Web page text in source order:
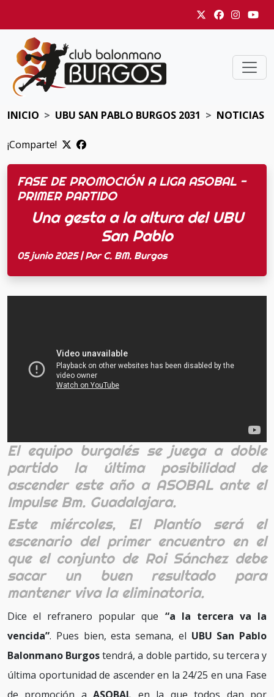
INICIO UBU SAN PABLO BURGOS 2031 NOTICIAS
¡Comparte!
FASE DE PROMOCIÓN A LIGA ASOBAL -
PRIMER PARTIDO
Una gesta a la altura del UBU
San Pablo
05 junio 2025 | Por C. BM. Burgos
El equipo burgalés se juega a doble
partido la última posibilidad de
ascender este año a ASOBAL ante el
Impulse Bm. Guadalajara.
Este miércoles, El Plantío será el
escenario del primer encuentro en el
que el conjunto de Roi Sánchez debe
sacar un buen resultado para
mantener viva la eliminatoria.
Dice el refranero popular que “a la tercera va la
vencida”. Pues bien, esta semana, el UBU San Pablo
Balonmano Burgostendrá, a doble partido, su tercera y
última oportunidad de ascender en la 24/25 en una Fase
de promoción aASOBAL en la que todos dan por